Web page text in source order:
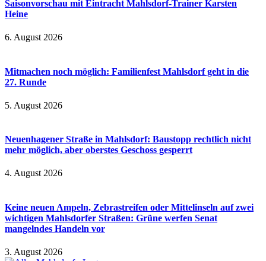
Saisonvorschau mit Eintracht Mahlsdorf-Trainer Karsten
Heine
6. August 2026
Mitmachen noch möglich: Familienfest Mahlsdorf geht in die
27. Runde
5. August 2026
Neuenhagener Straße in Mahlsdorf: Baustopp rechtlich nicht
mehr möglich, aber oberstes Geschoss gesperrt
4. August 2026
Keine neuen Ampeln, Zebrastreifen oder Mittelinseln auf zwei
wichtigen Mahlsdorfer Straßen: Grüne werfen Senat
mangelndes Handeln vor
3. August 2026